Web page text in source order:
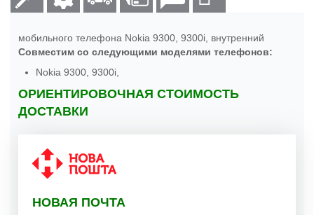
мобильного телефона Nokia 9300, 9300i, внутренний
Совместим со следующими моделями телефонов:
Nokia 9300, 9300i,
ОРИЕНТИРОВОЧНАЯ СТОИМОСТЬ
ДОСТАВКИ
НОВАЯ ПОЧТА